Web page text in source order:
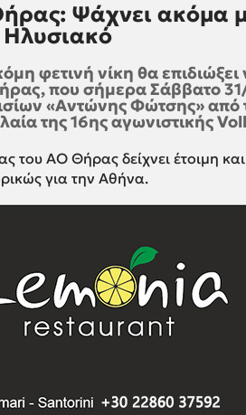
Ψάχνει ακόμα
Ηλυσιακό
φετινή νίκη θα
που σήμερα Σάββατο 31/1
«Αντώνης Φώτσης» από
της 16ης αγωνιστικής
του ΑΟ Θήρας δείχνει έτοιμη
για την Αθήνα.